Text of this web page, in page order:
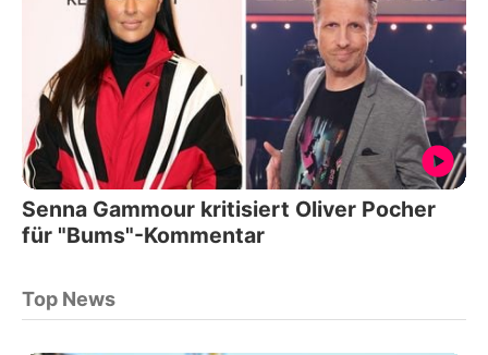
Senna Gammour kritisiert Oliver Pocher
für "Bums"-Kommentar
Top News